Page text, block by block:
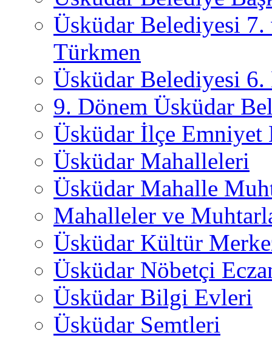
Üsküdar Belediyesi
Türkmen
Üsküdar Belediyesi 6.
9. Dönem Üsküdar
Üsküdar İlçe
Üsküdar Mahalleleri
Üsküdar Mahalle
Mahalleler ve
Üsküdar Kültür
Üsküdar Nöbetçi
Üsküdar Bilgi Evleri
Üsküdar Semtleri